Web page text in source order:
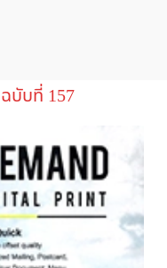
บับที่ 157